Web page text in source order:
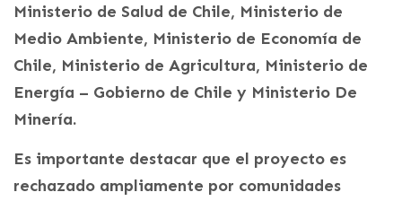
Ministerio de Salud de Chile, Ministerio de
Medio Ambiente, Ministerio de Economía de
Chile, Ministerio de Agricultura, Ministerio de
Energía – Gobierno de Chile y Ministerio De
Minería.
Es importante destacar que el proyecto es
rechazado ampliamente por comunidades